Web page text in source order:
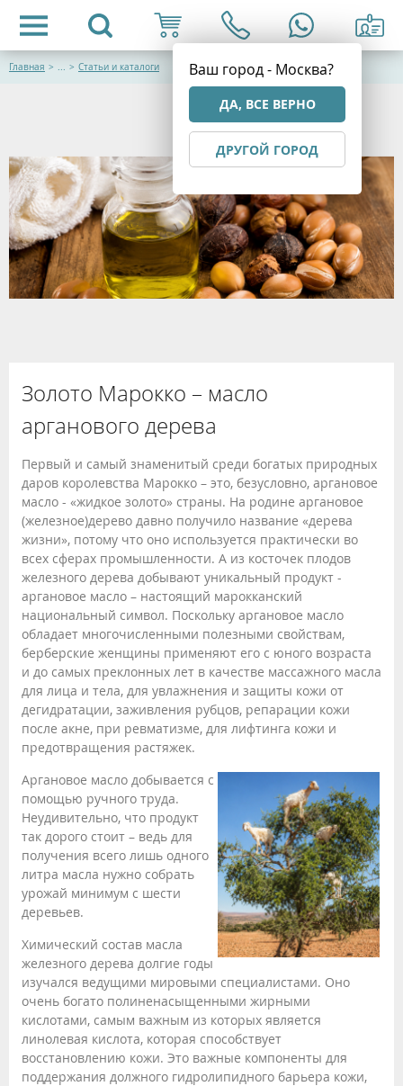
Ваш город - Москва?
ДА, ВСЕ ВЕРНО
ДРУГОЙ ГОРОД
Главная > ... > Статьи и каталоги
Золото Марокко – масло
арганового дерева
Первый и самый знаменитый среди богатых природных
даров королевства Марокко – это, безусловно, аргановое
масло - «жидкое золото» страны. На родине аргановое
(железное)дерево давно получило название «дерева
жизни», потому что оно используется практически во
всех сферах промышленности. А из косточек плодов
железного дерева добывают уникальный продукт -
аргановое масло – настоящий марокканский
национальный символ. Поскольку аргановое масло
обладает многочисленными полезными свойствам,
берберские женщины применяют его с юного возраста
и до самых преклонных лет в качестве массажного масла
для лица и тела, для увлажнения и защиты кожи от
дегидратации, заживления рубцов, репарации кожи
после акне, при ревматизме, для лифтинга кожи и
предотвращения растяжек.
Аргановое масло добывается с
помощью ручного труда.
Неудивительно, что продукт
так дорого стоит – ведь для
получения всего лишь одного
литра масла нужно собрать
урожай минимум с шести
деревьев.
Химический состав масла
железного дерева долгие годы
изучался ведущими мировыми специалистами. Оно
очень богато полиненасыщенными жирными
кислотами, самым важным из которых является
линолевая кислота, которая способствует
восстановлению кожи. Это важные компоненты для
поддержания должного гидролипидного барьера кожи,